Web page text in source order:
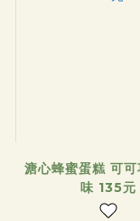
溏心蜂蜜蛋糕 可
味 135元